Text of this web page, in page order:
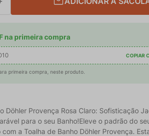
na primeira compra
COPIAR
primeira compra, neste produto.
Döhler Provença Rosa Claro: Sofisticação
para o seu Banho!Eleve o padrão do
a Toalha de Banho Döhler Provença.